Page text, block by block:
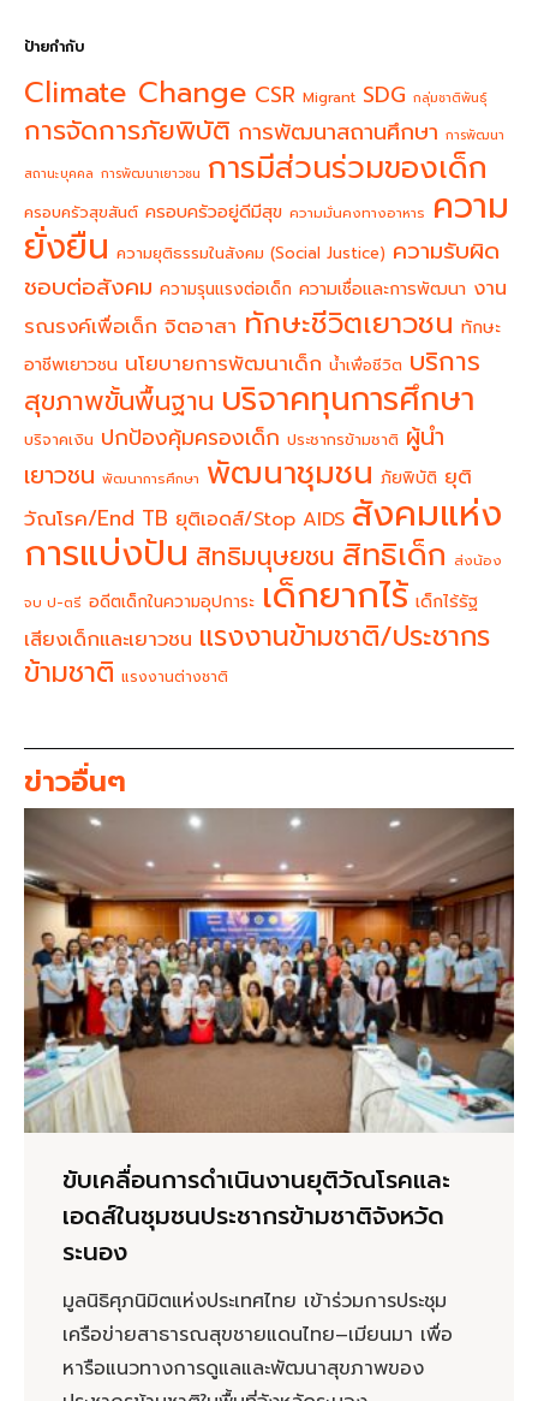
ป้ายกำกับ
Climate Change CSR Migrant SDG กลุ่มชาติพันธุ์
การจัดการภัยพิบัติ การพัฒนาสถานศึกษา การพัฒนา
สถานะบุคคล การพัฒนาเยาวชน การมีส่วนร่วมของเด็ก
ครอบครัวสุขสันต์ ครอบครัวอยู่ดีมีสุข ความมั่นคงทางอาหาร ความ
ยั่งยืน ความยุติธรรมในสังคม (Social Justice) ความรับผิด
ชอบต่อสังคม ความรุนแรงต่อเด็ก ความเชื่อและการพัฒนา งาน
รณรงค์เพื่อเด็ก จิตอาสา ทักษะชีวิตเยาวชน ทักษะ
อาชีพเยาวชน นโยบายการพัฒนาเด็ก น้ำเพื่อชีวิต บริการ
สุขภาพขั้นพื้นฐาน บริจาคทุนการศึกษา
บริจาคเงิน ปกป้องคุ้มครองเด็ก ประชากรข้ามชาติ ผู้นำ
เยาวชน พัฒนาการศึกษา พัฒนาชุมชน ภัยพิบัติ ยุติ
วัณโรค/End TB ยุติเอดส์/Stop AIDS สังคมแห่ง
การแบ่งปัน สิทธิมนุษยชน สิทธิเด็ก ส่งน้อง
จบ ป-ตรี อดีตเด็กในความอุปการะ เด็กยากไร้ เด็กไร้รัฐ
เสียงเด็กและเยาวชน แรงงานข้ามชาติ/ประชากร
ข้ามชาติ แรงงานต่างชาติ
ข่าวอื่นๆ
ขับเคลื่อนการดำเนินงานยุติวัณโรคและ
เอดส์ในชุมชนประชากรข้ามชาติจังหวัด
ระนอง
มูลนิธิศุภนิมิตแห่งประเทศไทย เข้าร่วมการประชุม
เครือข่ายสาธารณสุขชายแดนไทย–เมียนมา เพื่อ
หารือแนวทางการดูแลและพัฒนาสุขภาพของ